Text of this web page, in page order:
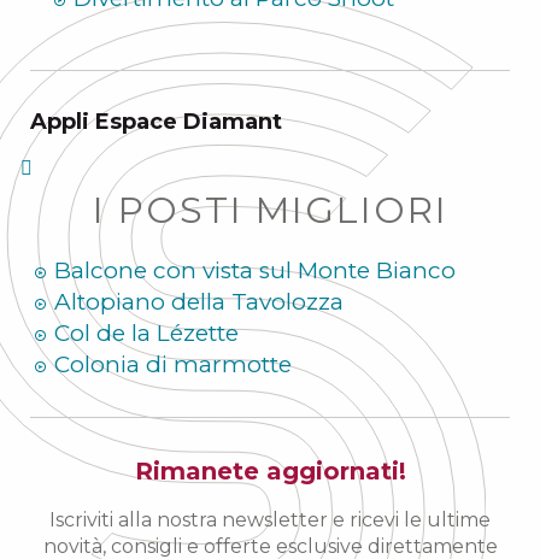
Appli Espace Diamant
I POSTI MIGLIORI
Balcone con vista sul Monte Bianco
Altopiano della Tavolozza
Col de la Lézette
Colonia di marmotte
Rimanete aggiornati!
Iscriviti alla nostra newsletter e ricevi le ultime
novità, consigli e offerte esclusive direttamente